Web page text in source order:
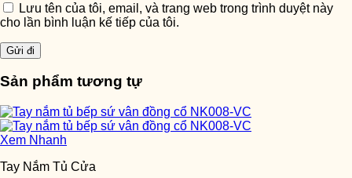
Lưu tên của tôi, email, và trang web trong trình duyệt này
cho lần bình luận kế tiếp của tôi.
Sản phẩm tương tự
Xem Nhanh
Tay Nắm Tủ Cửa